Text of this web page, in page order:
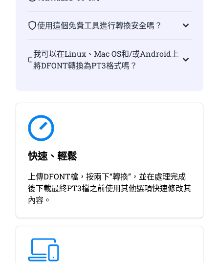
使用這個免費工具進行轉換安全嗎？
我可以在Linux、Mac OS和/或Android上
將DFONT轉換為PT3格式嗎？
快速、輕鬆
上傳DFONT檔，按兩下“轉換”，並在處理完成
後下載最終PT3檔之前使用其他選項快速修改其
內容。